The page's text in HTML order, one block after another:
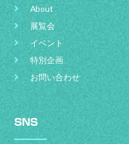
About
展覧会
イベント
特別企画
お問い合わせ
SNS